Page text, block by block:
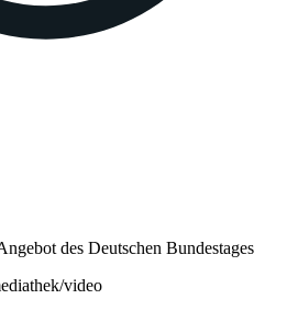
des Deutschen Bundestages
video